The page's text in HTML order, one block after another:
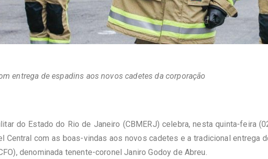
entrega de espadins aos novos cadetes da corporação
do Estado do Rio de Janeiro (CBMERJ) celebra, nesta quinta-feira
Central com as boas-vindas aos novos cadetes e a tradicional entrega
denominada tenente-coronel Janiro Godoy de Abreu.